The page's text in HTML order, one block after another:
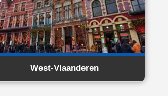
West-Vlaanderen